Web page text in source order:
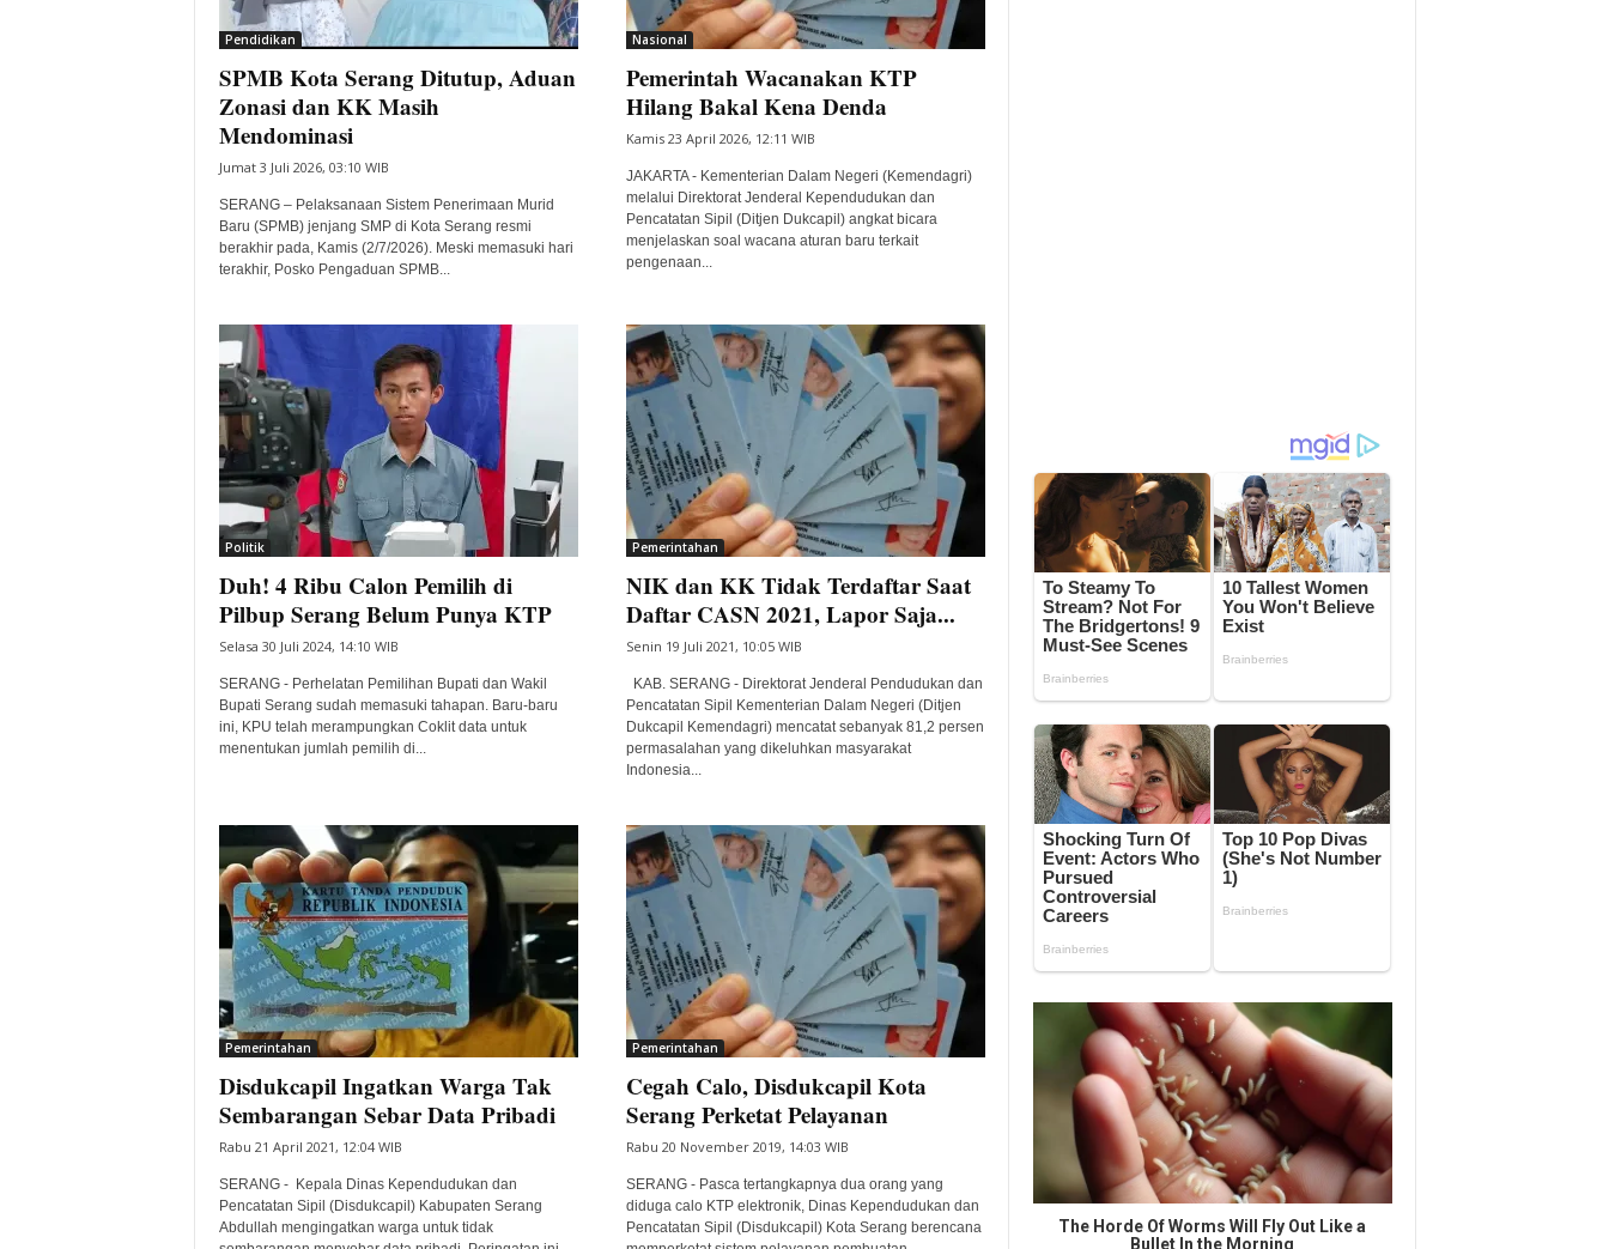
Pendidikan
SPMB Kota Serang Ditutup, Aduan
Zonasi dan KK Masih
Mendominasi
Jumat 3 Juli 2026, 03:10 WIB
SERANG – Pelaksanaan Sistem Penerimaan Murid
Baru (SPMB) jenjang SMP di Kota Serang resmi
berakhir pada, Kamis (2/7/2026). Meski memasuki hari
terakhir, Posko Pengaduan SPMB...
Nasional
Pemerintah Wacanakan KTP
Hilang Bakal Kena Denda
Kamis 23 April 2026, 12:11 WIB
JAKARTA - Kementerian Dalam Negeri (Kemendagri)
melalui Direktorat Jenderal Kependudukan dan
Pencatatan Sipil (Ditjen Dukcapil) angkat bicara
menjelaskan soal wacana aturan baru terkait
pengenaan...
Politik
Duh! 4 Ribu Calon Pemilih di
Pilbup Serang Belum Punya KTP
Selasa 30 Juli 2024, 14:10 WIB
SERANG - Perhelatan Pemilihan Bupati dan Wakil
Bupati Serang sudah memasuki tahapan. Baru-baru
ini, KPU telah merampungkan Coklit data untuk
menentukan jumlah pemilih di...
Pemerintahan
NIK dan KK Tidak Terdaftar Saat
Daftar CASN 2021, Lapor Saja...
Senin 19 Juli 2021, 10:05 WIB
KAB. SERANG - Direktorat Jenderal Pendudukan dan
Pencatatan Sipil Kementerian Dalam Negeri (Ditjen
Dukcapil Kemendagri) mencatat sebanyak 81,2 persen
permasalahan yang dikeluhkan masyarakat
Indonesia...
Pemerintahan
Disdukcapil Ingatkan Warga Tak
Sembarangan Sebar Data Pribadi
Rabu 21 April 2021, 12:04 WIB
SERANG - Kepala Dinas Kependudukan dan
Pencatatan Sipil (Disdukcapil) Kabupaten Serang
Abdullah mengingatkan warga untuk tidak
Pemerintahan
Cegah Calo, Disdukcapil Kota
Serang Perketat Pelayanan
Rabu 20 November 2019, 14:03 WIB
SERANG - Pasca tertangkapnya dua orang yang
diduga calo KTP elektronik, Dinas Kependudukan dan
Pencatatan Sipil (Disdukcapil) Kota Serang berencana
The Horde Of Worms Will Fly Out Like a
Bullet In the Morning